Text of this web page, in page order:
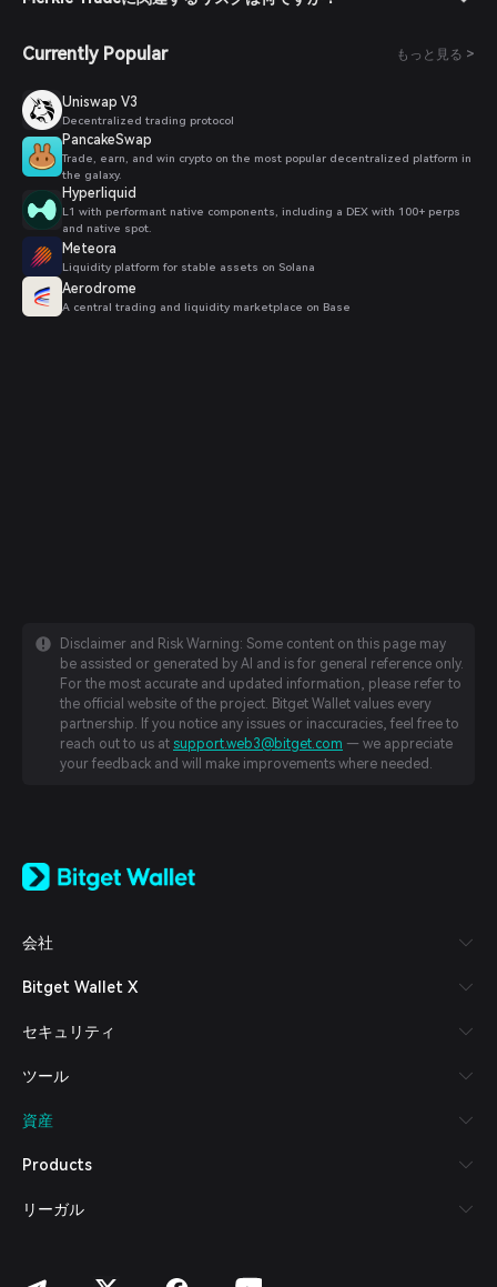
Currently Popular もっと見る >
Uniswap V3
Decentralized trading protocol
PancakeSwap
Trade, earn, and win crypto on the most popular decentralized platform in
the galaxy.
Hyperliquid
L1 with performant native components, including a DEX with 100+ perps
and native spot.
Meteora
Liquidity platform for stable assets on Solana
Aerodrome
A central trading and liquidity marketplace on Base
Disclaimer and Risk Warning: Some content on this page may
be assisted or generated by AI and is for general reference only.
For the most accurate and updated information, please refer to
the official website of the project. Bitget Wallet values every
partnership. If you notice any issues or inaccuracies, feel free to
reach out to us at support.web3@bitget.com — we appreciate
your feedback and will make improvements where needed.
日本語
Español (Latinoamérica)
Italiano
Deutsch
繁體中文
Bahasa Indonesia
会社
Bitget Wallet X
セキュリティ
ツール
資産
Products
リーガル